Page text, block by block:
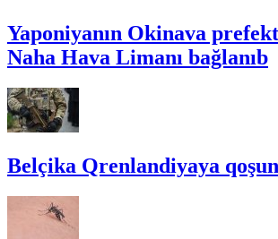
Yaponiyanın Okinava
Naha Hava Limanı bağlanıb
Belçika Qrenlandiyaya